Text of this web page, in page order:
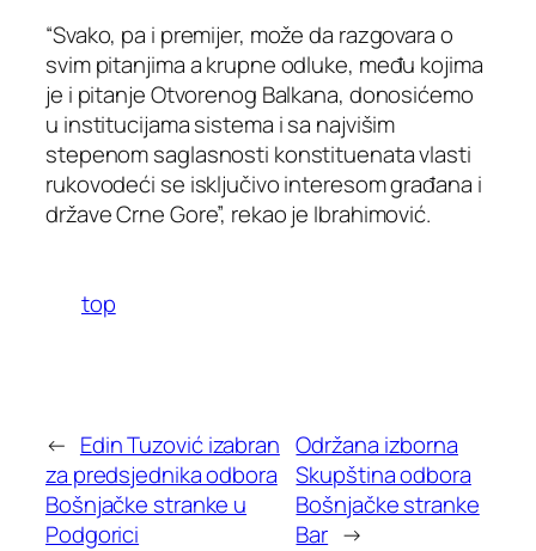
“Svako, pa i premijer, može da razgovara o
svim pitanjima a krupne odluke, među kojima
je i pitanje Otvorenog Balkana, donosićemo
u institucijama sistema i sa najvišim
stepenom saglasnosti konstituenata vlasti
rukovodeći se isključivo interesom građana i
države Crne Gore”, rekao je Ibrahimović.
top
← Edin Tuzović izabran
za predsjednika odbora
Bošnjačke stranke u
Podgorici
Održana izborna
Skupština odbora
Bošnjačke stranke
Bar →